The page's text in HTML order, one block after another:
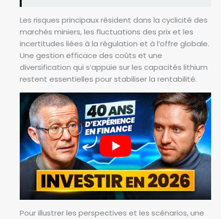
Les risques principaux résident dans la cyclicité des
marchés miniers, les fluctuations des prix et les
incertitudes liées à la régulation et à l’offre globale.
Une gestion efficace des coûts et une
diversification qui s’appuie sur les capacités lithium
restent essentielles pour stabiliser la rentabilité.
Pour illustrer les perspectives et les scénarios, une